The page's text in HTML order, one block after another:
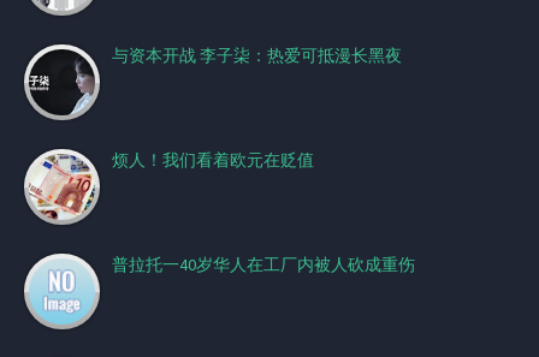
与资本开战 李子柒：热爱可抵漫长黑夜
烦人！我们看着欧元在贬值
普拉托一40岁华人在工厂内被人砍成重伤